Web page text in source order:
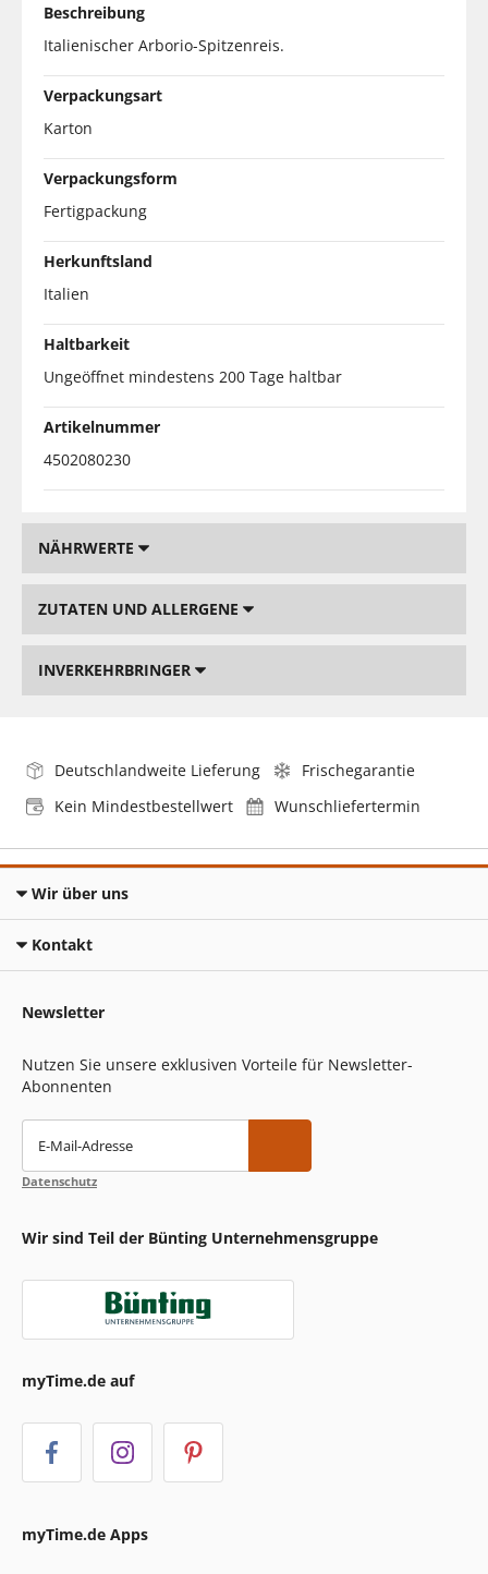
Beschreibung
Italienischer Arborio-Spitzenreis.
Verpackungsart
Karton
Verpackungsform
Fertigpackung
Herkunftsland
Italien
Haltbarkeit
Ungeöffnet mindestens 200 Tage haltbar
Artikelnummer
4502080230
NÄHRWERTE
ZUTATEN UND ALLERGENE
INVERKEHRBRINGER
Deutschlandweite Lieferung
Frischegarantie
Kein Mindestbestellwert
Wunschliefertermin
Wir über uns
Kontakt
Newsletter
Nutzen Sie unsere exklusiven Vorteile für Newsletter-
Abonnenten
E-Mail-Adresse
Datenschutz
Wir sind Teil der Bünting Unternehmensgruppe
myTime.de auf
myTime.de Apps